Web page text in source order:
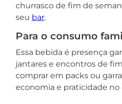
churrasco de fim de
seu bar.
Para o consumo
Essa bebida é presença
jantares e encontros de
comprar em packs ou
economia e praticidade no